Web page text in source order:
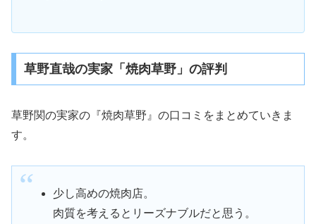
草野直哉の実家「焼肉草野」の評判
草野関の実家の『焼肉草野』の口コミをまとめていきま
す。
少し高めの焼肉店。
肉質を考えるとリーズナブルだと思う。